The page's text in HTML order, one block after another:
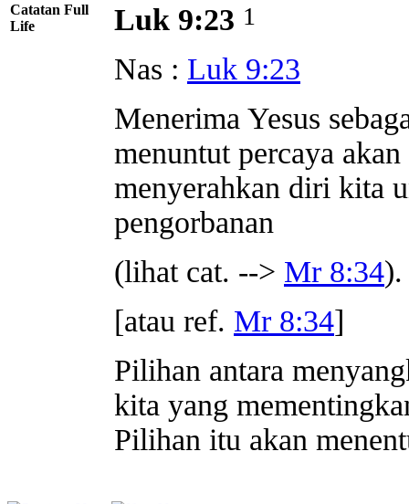
Catatan Full
Life
Luk 9:23 1
Nas : Luk 9:23
Menerima Yesus
menuntut percaya
menyerahkan diri kita
pengorbanan
(lihat cat. --> Mr 8:34).
[atau ref. Mr 8:34]
Pilihan antara
kita yang
Pilihan itu akan